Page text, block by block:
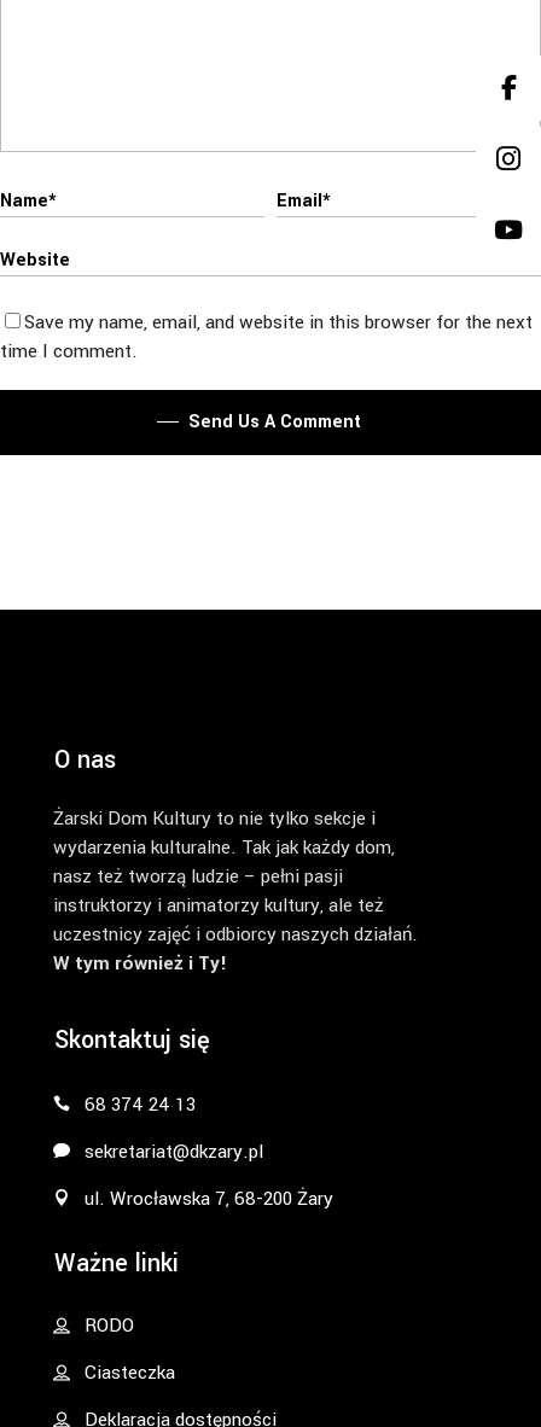
Save my name, email, and website in this browser for the next
time I comment.
Send Us A Comment
O nas
Żarski Dom Kultury to nie tylko sekcje i
wydarzenia kulturalne. Tak jak każdy dom,
nasz też tworzą ludzie – pełni pasji
instruktorzy i animatorzy kultury, ale też
uczestnicy zajęć i odbiorcy naszych działań.
W tym również i Ty!
Skontaktuj się
68 374 24 13
sekretariat@dkzary.pl
ul. Wrocławska 7, 68-200 Żary
Ważne linki
RODO
Ciasteczka
Deklaracja dostępności